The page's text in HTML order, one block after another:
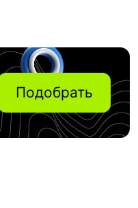
Подобрать